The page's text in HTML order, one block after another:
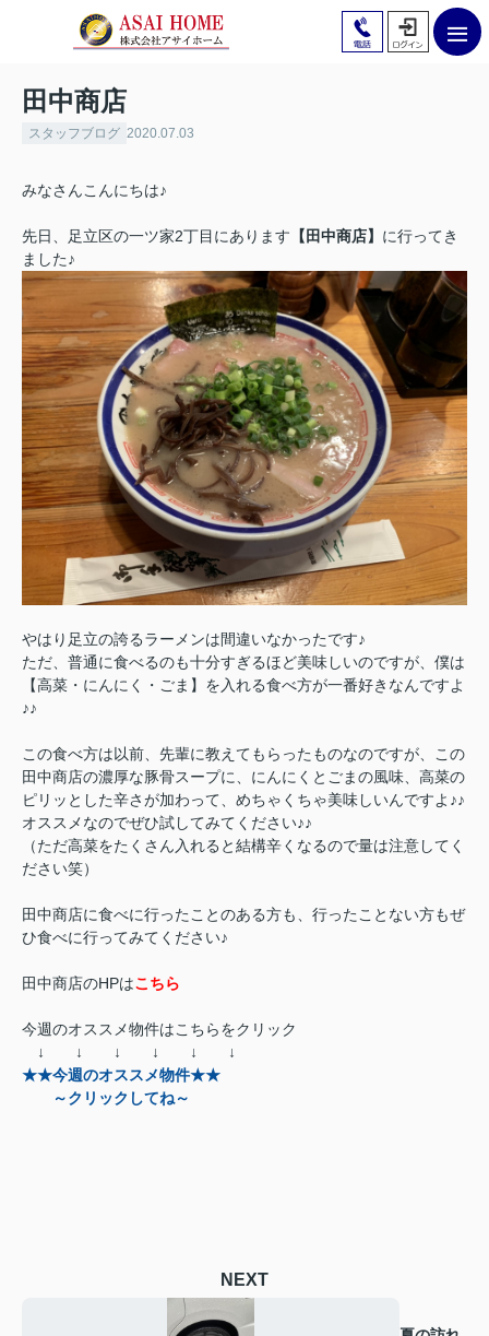
田中商店
スタッフブログ 2020.07.03
みなさんこんにちは♪
先日、足立区の一ツ家2丁目にあります 【田中商店】 に行ってき
ました♪
やはり足立の誇るラーメンは間違いなかったです♪
ただ、普通に食べるのも十分すぎるほど美味しいのですが、僕は
【高菜・にんにく・ごま】を入れる食べ方が一番好きなんですよ
♪♪
この食べ方は以前、先輩に教えてもらったものなのですが、この
田中商店の濃厚な豚骨スープに、にんにくとごまの風味、高菜の
ピリッとした辛さが加わって、めちゃくちゃ美味しいんですよ♪♪
オススメなのでぜひ試してみてください♪♪
（ただ高菜をたくさん入れると結構辛くなるので量は注意してく
ださい笑）
田中商店に食べに行ったことのある方も、行ったことない方もぜ
ひ食べに行ってみてください♪
田中商店のHPはこちら
今週のオススメ物件はこちらをクリック
↓ ↓ ↓ ↓ ↓ ↓
★★今週のオススメ物件★★
～クリックしてね～
NEXT